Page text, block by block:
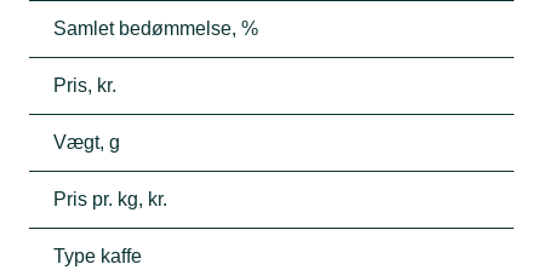
Samlet bedømmelse, %
Pris, kr.
Vægt, g
Pris pr. kg, kr.
Type kaffe